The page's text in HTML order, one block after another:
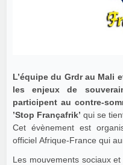
L’équipe du Grdr au Mali
les enjeux de
participent au contre-
’Stop Françafrik’ qui se
Cet évènement est
officiel Afrique-France qui
Les mouvements sociaux